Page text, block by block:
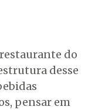
do
desse
pensar em